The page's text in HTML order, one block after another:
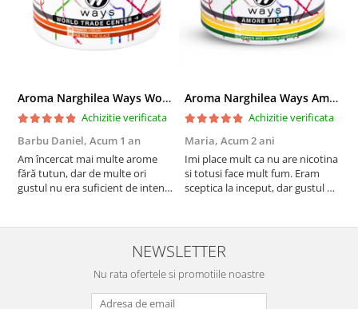
Aroma Narghilea Ways World Trade Center - Piersica cu Ice Tea, 200gr
Achizitie verificata
Barbu Daniel, Acum 1 an
Am încercat mai multe arome
fără tutun, dar de multe ori
gustul nu era suficient de intens.
pe toată durata sesiunii. Chiar
dacă nu conține tutun, senzația
Aroma Narghilea Ways Amore - Banana, Ananas si Menta, 200gr
Achizitie verificata
Maria, Acum 2 ani
Imi place mult ca nu are nicotina
si totusi face mult fum. Eram
sceptica la inceput, dar gustul de
ramane miros neplacut in
camera de tutun sau tigara.
NEWSLETTER
Nu rata ofertele si promotiile noastre